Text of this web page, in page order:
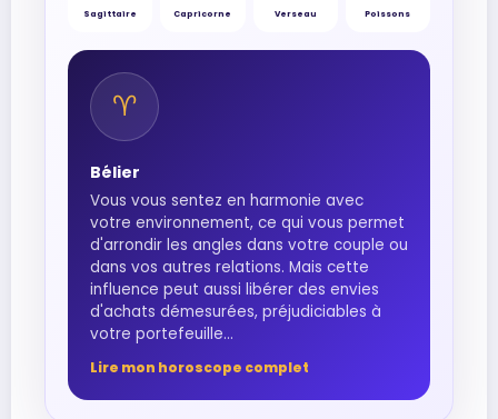
Sagittaire Capricorne Verseau Poissons
♈︎
Bélier
Vous vous sentez en harmonie avec
votre environnement, ce qui vous permet
d'arrondir les angles dans votre couple ou
dans vos autres relations. Mais cette
influence peut aussi libérer des envies
d'achats démesurées, préjudiciables à
votre portefeuille...
Lire mon horoscope complet